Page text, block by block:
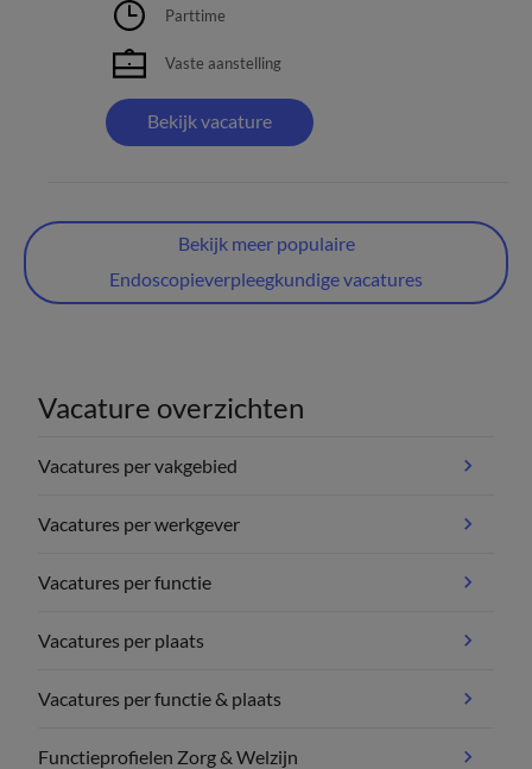
Parttime
Vaste aanstelling
Bekijk vacature
Bekijk meer populaire
Endoscopieverpleegkundige vacatures
Vacature overzichten
Vacatures per vakgebied
Vacatures per werkgever
Vacatures per functie
Vacatures per plaats
Vacatures per functie & plaats
Functieprofielen Zorg & Welzijn